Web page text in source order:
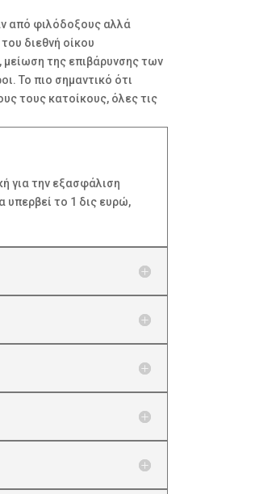
από φιλόδοξους αλλά
διεθνή οίκου
μείωση της επιβάρυνσης των
Το πιο σημαντικό ότι
τους κατοίκους, όλες τις
για την εξασφάλιση
υπερβεί το 1 δις ευρώ,